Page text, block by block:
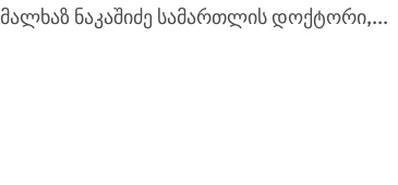
მალხაზ ნაკაშიძე სამართლის დოქტორი,...